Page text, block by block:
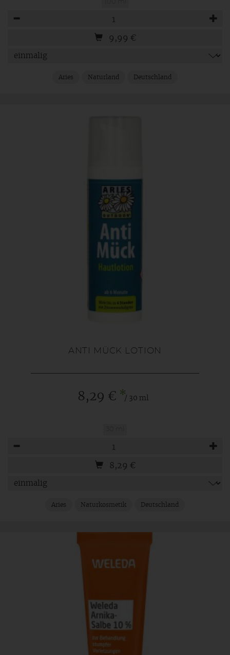
9,99 €
Aries Naturland Deutschland
ANTI MÜCK LOTION
8,29 € */ 30 ml
8,29 €
Aries Naturkosmetik Deutschland